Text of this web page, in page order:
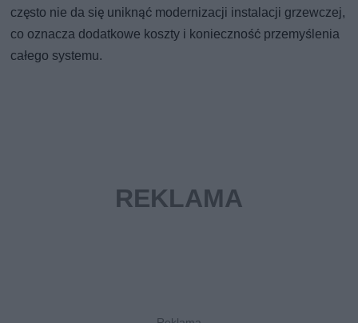
często nie da się uniknąć modernizacji instalacji grzewczej,
co oznacza dodatkowe koszty i konieczność przemyślenia
całego systemu.